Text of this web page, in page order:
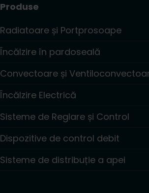
Produse
Radiatoare și Portprosoape
Încălzire în pardoseală
Convectoare și
Încălzire Electrică
Sisteme de Reglare și Control
Dispozitive de control debit
Sisteme de distribuție a apei